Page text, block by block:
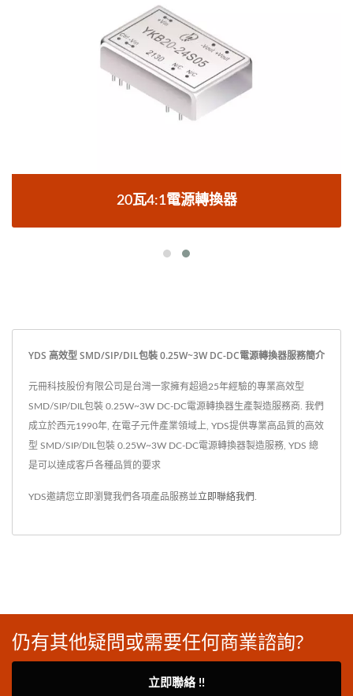
20瓦4:1電源轉換器
YDS 高效型 SMD/SIP/DIL包裝 0.25W~3W DC-DC電源轉換器服務簡介
元冊科技股份有限公司是台灣一家擁有超過25年經驗的專業高效型
SMD/SIP/DIL包裝 0.25W~3W DC-DC電源轉換器生產製造服務商. 我們
成立於西元1990年, 在電子元件產業領域上, YDS提供專業高品質的高效
型 SMD/SIP/DIL包裝 0.25W~3W DC-DC電源轉換器製造服務, YDS 總
是可以達成客戶各種品質的要求
YDS邀請您立即瀏覽我們各項產品服務並 立即聯絡我們
仍有其他疑問或需要任何商業諮詢?
立即聯絡 !!